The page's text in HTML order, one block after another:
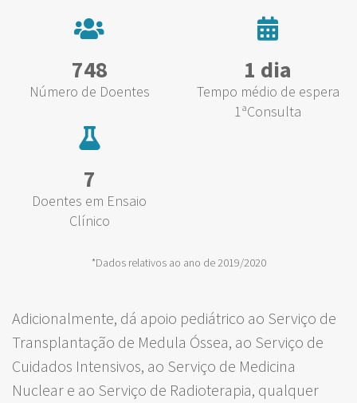
748
Número de Doentes
1 dia
Tempo médio de espera
1ªConsulta
7
Doentes em Ensaio
Clínico
*Dados relativos ao ano de 2019/2020
Adicionalmente, dá apoio pediátrico ao Serviço de
Transplantação de Medula Óssea, ao Serviço de
Cuidados Intensivos, ao Serviço de Medicina
Nuclear e ao Serviço de Radioterapia, qualquer